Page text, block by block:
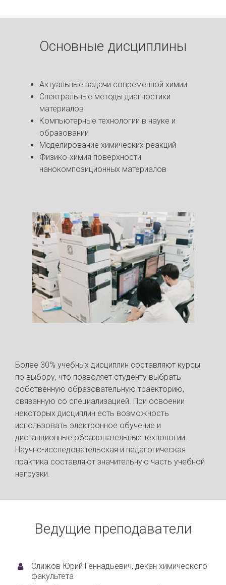
Основные дисциплины
Актуальные задачи современной химии
Спектральные методы диагностики
материалов
Компьютерные технологии в науке и
образовании
Моделирование химических реакций
Физико-химия поверхности
нанокомпозиционных материалов
Более 30% учебных дисциплин составляют курсы
по выбору, что позволяет студенту выбрать
собственную образовательную траекторию,
связанную со специализацией. При освоении
некоторых дисциплин есть возможность
использовать электронное обучение и
дистанционные образовательные технологии.
Научно-исследовательская и педагогическая
практика составляют значительную часть учебной
нагрузки.
Ведущие преподаватели
Слижов Юрий Геннадьевич, декан химического
факультета